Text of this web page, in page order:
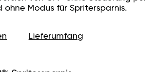
Modus für Spritersparnis.
Lieferumfang